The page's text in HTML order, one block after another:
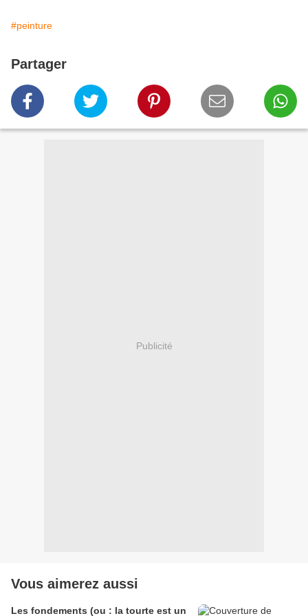
#peinture
Partager
Publicité
Vous aimerez aussi
Les fondements (ou : la tourte est un